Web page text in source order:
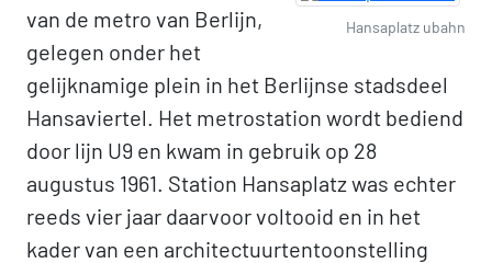
Hansaplatz ubahn
van de metro van Berlijn,
gelegen onder het
gelijknamige plein in het Berlijnse stadsdeel
Hansaviertel. Het metrostation wordt bediend
door lijn U9 en kwam in gebruik op 28
augustus 1961. Station Hansaplatz was echter
reeds vier jaar daarvoor voltooid en in het
kader van een architectuurtentoonstelling